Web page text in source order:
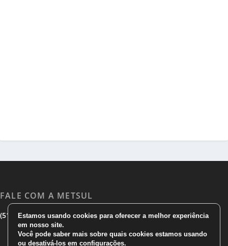
FALE COM A METSUL
(51) 3533 1983|(51)3785 7752| comercial@metsul.com
Estamos usando cookies para oferecer a melhor experiência
em nosso site.
Você pode saber mais sobre quais cookies estamos usando
ou desativá-los em configurações.